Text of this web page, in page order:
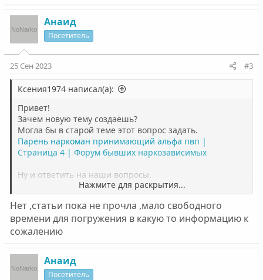
Анаид
Посетитель
25 Сен 2023 #3
Ксения1974 написал(а):
Привет!
Зачем новую тему создаёшь?
Могла бы в старой теме этот вопрос задать.
Парень наркоман принимающий альфа пвп |
Страница 4 | Форум бывших наркозависимых
Ну и ответить на наши вопросы.
ты к нему как к человеку относишься, ну и потом
сказать, что наркоман он тебе не нужен. Поэтому он
должен вылечиться, если хочет с тобой отношения.
Ты статьи прочитала? Если нет, то не поймёшь болезнь
и как тебе себя с ним вести.
Нажмите для раскрытия...
Нет ,статьи пока не прочла ,мало свободного
времени для погружения в какую то информацию к
сожалению
Анаид
Посетитель